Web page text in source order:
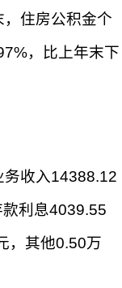
，住房公积金个
，比上年末下
务收入14388.12
利息4039.55
，其他0.50万